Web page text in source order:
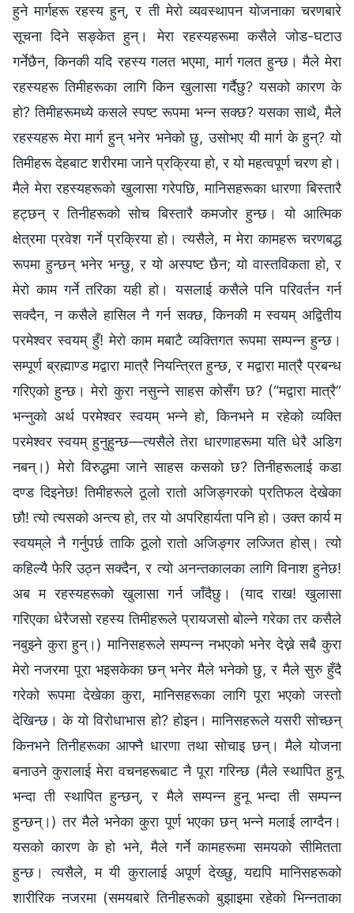
हुने मार्गहरू रहस्य हुन्, र ती मेरो व्यवस्थापन योजनाका चरणबारे
सूचना दिने सङ्केत हुन्। मेरा रहस्यहरूमा कसैले जोड-घटाउ
गर्नेछैन, किनकी यदि रहस्य गलत भएमा, मार्ग गलत हुन्छ। मैले मेरा
रहस्यहरू तिमीहरूका लागि किन खुलासा गर्दैछु? यसको कारण के
हो? तिमीहरूमध्ये कसले स्पष्‍ट रूपमा भन्न सक्छ? यसका साथै, मैले
रहस्यहरू मेरा मार्ग हुन् भनेर भनेको छु, उसोभए यी मार्ग के हुन्? यो
तिमीहरू देहबाट शरीरमा जाने प्रक्रिया हो, र यो महत्वपूर्ण चरण हो।
मैले मेरा रहस्यहरूको खुलासा गरेपछि, मानिसहरूका धारणा बिस्तारै
हट्छन् र तिनीहरूको सोच बिस्तारै कमजोर हुन्छ। यो आत्मिक
क्षेत्रमा प्रवेश गर्ने प्रक्रिया हो। त्यसैले, म मेरा कामहरू चरणबद्ध
रूपमा हुन्छन् भनेर भन्छु, र यो अस्पष्‍ट छैन; यो वास्तविकता हो, र
मेरो काम गर्ने तरिका यही हो। यसलाई कसैले पनि परिवर्तन गर्न
सक्दैन, न कसैले हासिल नै गर्न सक्छ, किनकी म स्वयम् अद्वितीय
परमेश्‍वर स्वयम् हुँ! मेरो काम मबाटै व्यक्तिगत रूपमा सम्पन्न हुन्छ।
सम्पूर्ण ब्रह्माण्ड मद्वारा मात्रै नियन्त्रित हुन्छ, र मद्वारा मात्रै प्रबन्ध
गरिएको हुन्छ। मेरो कुरा नसुन्ने साहस कोसँग छ? (“मद्वारा मात्रै”
भन्नुको अर्थ परमेश्‍वर स्वयम् भन्‍ने हो, किनभने म रहेको व्यक्ति
परमेश्‍वर स्वयम् हुनुहुन्छ—त्यसैले तेरा धारणाहरूमा यति धेरै अडिग
नबन्।) मेरो विरुद्धमा जाने साहस कसको छ? तिनीहरूलाई कडा
दण्ड दिइनेछ! तिमीहरूले ठूलो रातो अजिङ्गरको प्रतिफल देखेका
छौ! त्यो त्यसको अन्त्य हो, तर यो अपरिहार्यता पनि हो। उक्त कार्य म
स्वयम्‌ले नै गर्नुपर्छ ताकि ठूलो रातो अजिङ्गर लज्जित होस्। त्यो
कहिल्यै फेरि उठ्न सक्दैन, र त्यो अनन्तकालका लागि विनाश हुनेछ!
अब म रहस्यहरूको खुलासा गर्न जाँदैछु। (याद राख! खुलासा
गरिएका धेरैजसो रहस्य तिमीहरूले प्रायजसो बोल्ने गरेका तर कसैले
नबुझ्ने कुरा हुन्।) मानिसहरूले सम्पन्न नभएको भनेर देख्ने सबै कुरा
मेरो नजरमा पूरा भइसकेका छन् भनेर मैले भनेको छु, र मैले सुरु हुँदै
गरेको रूपमा देखेका कुरा, मानिसहरूका लागि पूरा भएको जस्तो
देखिन्छ। के यो विरोधाभास हो? होइन। मानिसहरूले यसरी सोच्छन्
किनभने तिनीहरूका आफ्नै धारणा तथा सोचाइ छन्। मैले योजना
बनाउने कुरालाई मेरा वचनहरूबाट नै पूरा गरिन्छ (मैले स्थापित हुनू
भन्दा ती स्थापित हुन्छन्, र मैले सम्पन्न हुनू भन्दा ती सम्पन्न
हुन्छन्।) तर मैले भनेका कुरा पूर्ण भएका छन् भन्‍ने मलाई लाग्दैन।
यसको कारण के हो भने, मैले गर्ने कामहरूमा समयको सीमितता
हुन्छ। त्यसैले, म यी कुरालाई अपूर्ण देख्छु, यद्यपि मानिसहरूको
शारीरिक नजरमा (समयबारे तिनीहरूको बुझाइमा रहेको भिन्नताका